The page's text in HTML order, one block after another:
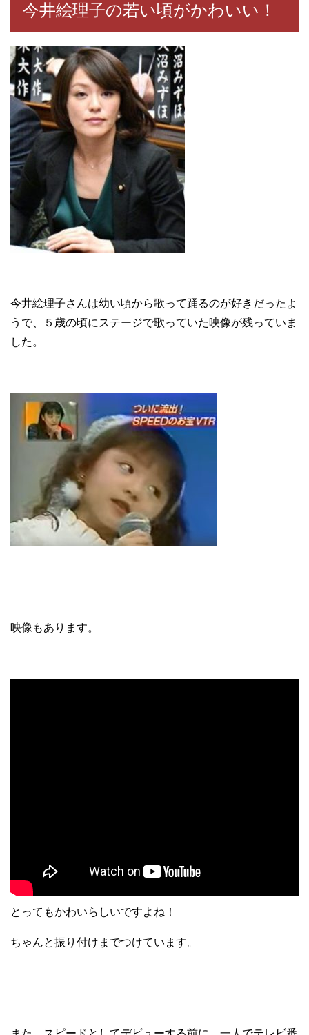
今井絵理子の若い頃がかわいい！
今井絵理子さんは幼い頃から歌って踊るのが好きだったよ
うで、５歳の頃にステージで歌っていた映像が残っていま
した。
映像もあります。
とってもかわいらしいですよね！
ちゃんと振り付けまでつけています。